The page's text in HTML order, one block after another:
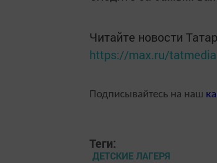
Читайте новости
https://max.ru/tatmedia
Подписывайтесь на наш
Теги:
ДЕТСКИЕ ЛАГЕРЯ